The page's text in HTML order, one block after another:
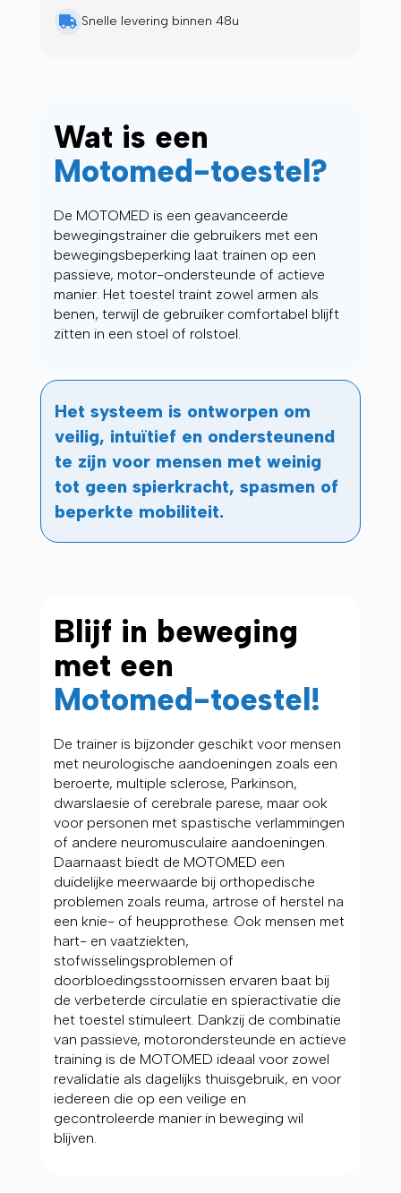
Snelle levering binnen 48u
Wat is een
Motomed-toestel?
De MOTOMED is een geavanceerde
bewegingstrainer die gebruikers met een
bewegingsbeperking laat trainen op een
passieve, motor-ondersteunde of actieve
manier. Het toestel traint zowel armen als
benen, terwijl de gebruiker comfortabel blijft
zitten in een stoel of rolstoel.
Het systeem is ontworpen om
veilig, intuïtief en ondersteunend
te zijn voor mensen met weinig
tot geen spierkracht, spasmen of
beperkte mobiliteit.
Blijf in beweging
met een
Motomed-toestel!
De trainer is bijzonder geschikt voor mensen
met neurologische aandoeningen zoals een
beroerte, multiple sclerose, Parkinson,
dwarslaesie of cerebrale parese, maar ook
voor personen met spastische verlammingen
of andere neuromusculaire aandoeningen.
Daarnaast biedt de MOTOMED een
duidelijke meerwaarde bij orthopedische
problemen zoals reuma, artrose of herstel na
een knie- of heupprothese. Ook mensen met
hart- en vaatziekten,
stofwisselingsproblemen of
doorbloedingsstoornissen ervaren baat bij
de verbeterde circulatie en spieractivatie die
het toestel stimuleert. Dankzij de combinatie
van passieve, motorondersteunde en actieve
training is de MOTOMED ideaal voor zowel
revalidatie als dagelijks thuisgebruik, en voor
iedereen die op een veilige en
gecontroleerde manier in beweging wil
blijven.